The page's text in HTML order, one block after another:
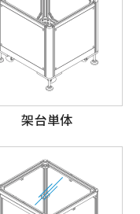
架台単体